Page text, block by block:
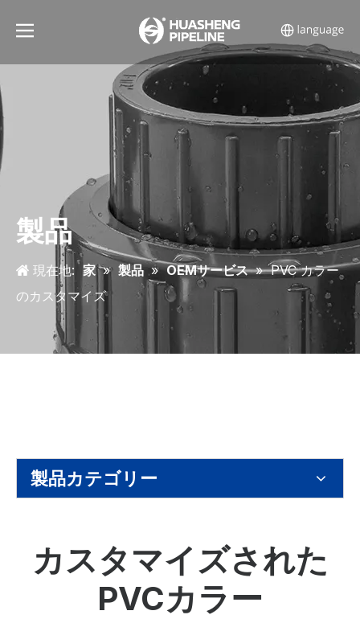
製品
現在地: 家 » 製品 » OEMサービス » PVC カラー
のカスタマイズ
製品カテゴリー
カスタマイズされた
PVCカラー